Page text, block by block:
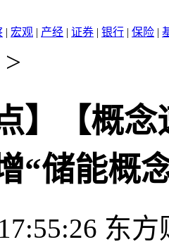
| 宏观 | 产经 | 证券 | 银行 | 保险 |
>
】【概
“储能概
东